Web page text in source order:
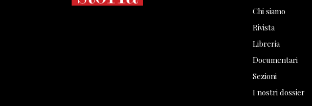
Chi siamo
Rivista
Libreria
Documentari
Sezioni
I nostri dossier